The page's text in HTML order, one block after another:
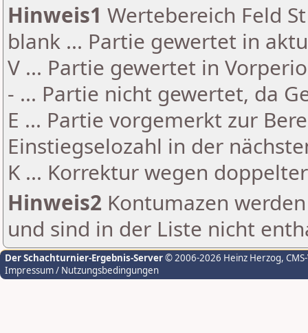
Hinweis1 Wertebereich Feld
blank ... Partie gewertet in
V ... Partie gewertet in
- ... Partie nicht gewertet, da
E ... Partie vorgemerkt zur
Einstiegselozahl in der
K ... Korrektur wegen
Hinweis2 Kontumazen
und sind in der Liste nicht
Der Schachturnier-Ergebnis-Server© 2006-2026 Heinz Herzog,
Impressum / Nutzungsbedingungen